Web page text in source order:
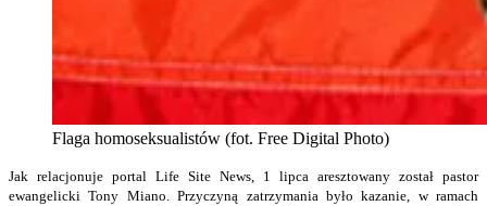
Flaga homoseksualistów (fot. Free Digital Photo)
Jak relacjonuje portal Life Site News, 1 lipca aresztowany został pastor
ewangelicki Tony Miano. Przyczyną zatrzymania było kazanie, w ramach